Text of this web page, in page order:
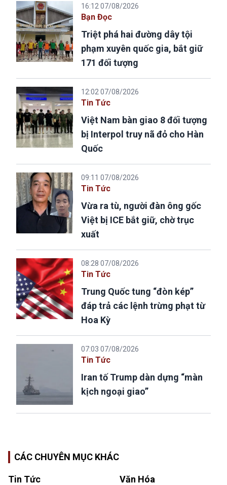
16:12 07/08/2026
Bạn Đọc
Triệt phá hai đường dây tội
phạm xuyên quốc gia, bắt giữ
171 đối tượng
12:02 07/08/2026
Tin Tức
Việt Nam bàn giao 8 đối tượng
bị Interpol truy nã đỏ cho Hàn
Quốc
09:11 07/08/2026
Tin Tức
Vừa ra tù, người đàn ông gốc
Việt bị ICE bắt giữ, chờ trục
xuất
08:28 07/08/2026
Tin Tức
Trung Quốc tung “đòn kép”
đáp trả các lệnh trừng phạt từ
Hoa Kỳ
07:03 07/08/2026
Tin Tức
Iran tố Trump dàn dựng “màn
kịch ngoại giao”
CÁC CHUYÊN MỤC KHÁC
Tin Tức Văn Hóa